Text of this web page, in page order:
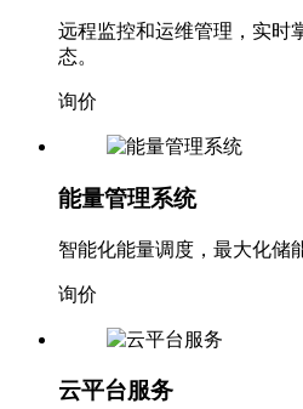
远程监控和运维管理，实时
态。
询价
能量管理系统
智能化能量调度，最大化储
询价
云平台服务